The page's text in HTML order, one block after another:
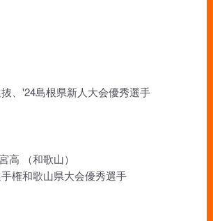
、'24島根県新人大会優秀選手
高 （和歌山）
権和歌山県大会優秀選手